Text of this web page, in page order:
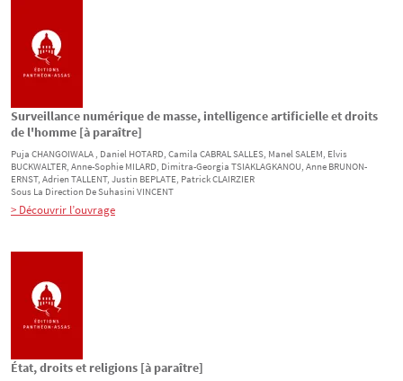
Surveillance numérique de masse, intelligence artificielle et droits
de l'homme [à paraître]
Puja CHANGOIWALA , Daniel HOTARD, Camila CABRAL SALLES, ManelSALEM, Elvis
BUCKWALTER, Anne-Sophie MILARD, Dimitra-Georgia TSIAKLAGKANOU, Anne BRUNON-
ERNST, AdrienTALLENT, Justin BEPLATE, PatrickCLAIRZIER
Sous La Direction DeSuhasini VINCENT
> Découvrir l’ouvrage
État, droits et religions [à paraître]